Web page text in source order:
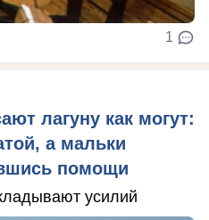
1
лагуну как могут:
а мальки
помощи
усилий